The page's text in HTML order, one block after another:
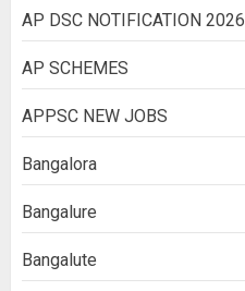
AP DSC NOTIFICATION 2026
AP SCHEMES
APPSC NEW JOBS
Bangalora
Bangalure
Bangalute